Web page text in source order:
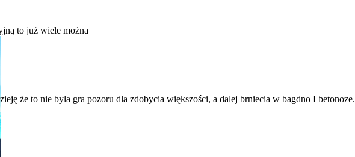
to już wiele można
że to nie byla gra pozoru dla zdobycia większości, a dalej brniecia w bagdno I